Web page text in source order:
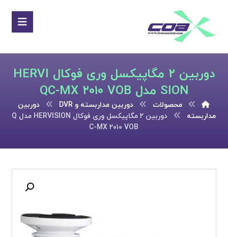
دوربین ۲ مگاپیکسل وری فوکال HERVI
SION مدل QC-MX ۲۰۱۰ VOB
محصولات دوربین مداربسته و DVR
دوربین
مداربسته
دوربین ۲ مگاپیکسل وری فوکال HERVISION مدل Q
C-MX ۲۰۱۰ VOB